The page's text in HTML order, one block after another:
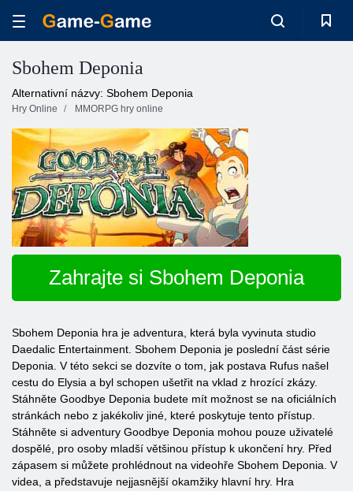
Sbohem Deponia
Alternativní názvy: Sbohem Deponia
Hry Online MMORPG hry online
Zahrajte si Sbohem Deponia
Sbohem Deponia hra je adventura, která byla vyvinuta studio
Daedalic Entertainment. Sbohem Deponia je poslední část série
Deponia. V této sekci se dozvíte o tom, jak postava Rufus našel
cestu do Elysia a byl schopen ušetřit na vklad z hrozící zkázy.
Stáhněte Goodbye Deponia budete mít možnost se na oficiálních
stránkách nebo z jakékoliv jiné, které poskytuje tento přístup.
Stáhněte si adventury Goodbye Deponia mohou pouze uživatelé
dospělé, pro osoby mladší většinou přístup k ukončení hry. Před
zápasem si můžete prohlédnout na videohře Sbohem Deponia. V
videa, a představuje nejjasnější okamžiky hlavní hry. Hra